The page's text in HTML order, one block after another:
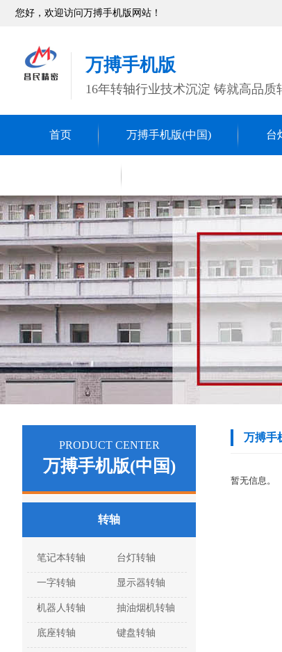
您好，欢迎访问万搏手机版网站！
万搏手机版
16年转轴行业技术沉淀 铸就高品质
首页 万搏手机版(中国)
五金冲压件
精密车削件
CNC数控车床件
万搏手机版(中国)配件
台
PRODUCT CENTER
万搏手机版(中国)
转轴
笔记本转轴 台灯转轴
一字转轴 显示器转轴
机器人转轴 抽油烟机转轴
底座转轴 键盘转轴
万搏手
暂无信息。